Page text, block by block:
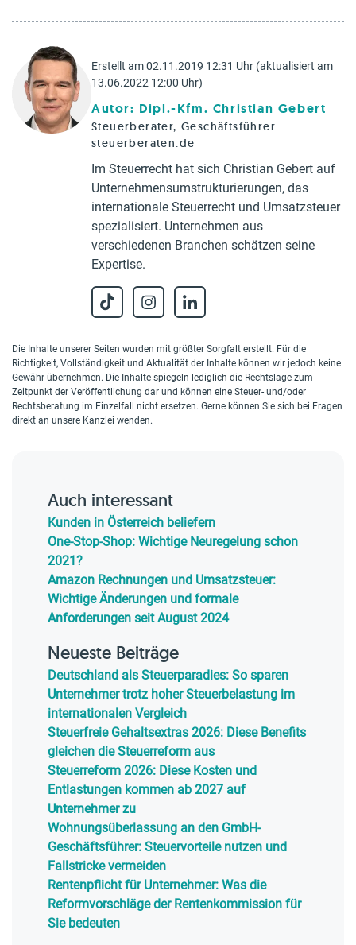
Erstellt am 02.11.2019 12:31 Uhr (aktualisiert am
13.06.2022 12:00 Uhr)
Autor: Dipl.-Kfm. Christian Gebert
Steuerberater, Geschäftsführer
steuerberaten.de
Im Steuerrecht hat sich Christian Gebert auf
Unternehmensumstrukturierungen, das
internationale Steuerrecht und Umsatzsteuer
spezialisiert. Unternehmen aus
verschiedenen Branchen schätzen seine
Expertise.
Die Inhalte unserer Seiten wurden mit größter Sorgfalt erstellt. Für die
Richtigkeit, Vollständigkeit und Aktualität der Inhalte können wir jedoch keine
Gewähr übernehmen. Die Inhalte spiegeln lediglich die Rechtslage zum
Zeitpunkt der Veröffentlichung dar und können eine Steuer- und/oder
Rechtsberatung im Einzelfall nicht ersetzen. Gerne können Sie sich bei Fragen
direkt an unsere Kanzlei wenden.
Auch interessant
Kunden in Österreich beliefern
One-Stop-Shop: Wichtige Neuregelung schon
2021?
Amazon Rechnungen und Umsatzsteuer:
Wichtige Änderungen und formale
Anforderungen seit August 2024
Neueste Beiträge
Deutschland als Steuerparadies: So sparen
Unternehmer trotz hoher Steuerbelastung im
internationalen Vergleich
Steuerfreie Gehaltsextras 2026: Diese Benefits
gleichen die Steuerreform aus
Steuerreform 2026: Diese Kosten und
Entlastungen kommen ab 2027 auf
Unternehmer zu
Wohnungsüberlassung an den GmbH-
Geschäftsführer: Steuervorteile nutzen und
Fallstricke vermeiden
Rentenpflicht für Unternehmer: Was die
Reformvorschläge der Rentenkommission für
Sie bedeuten